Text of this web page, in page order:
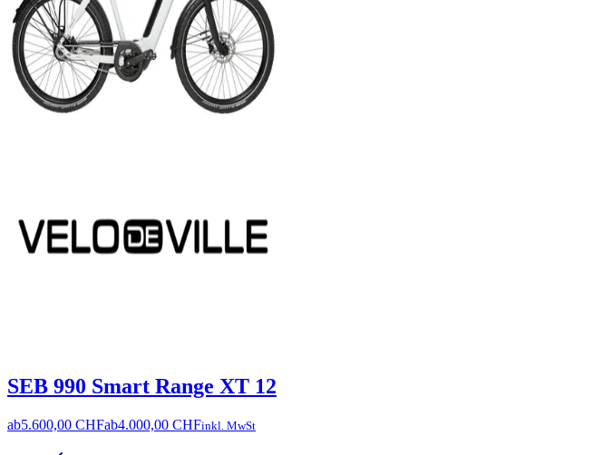
SEB 990 Smart Range XT 12
ab5.600,00 CHFab4.000,00 CHFinkl. MwSt